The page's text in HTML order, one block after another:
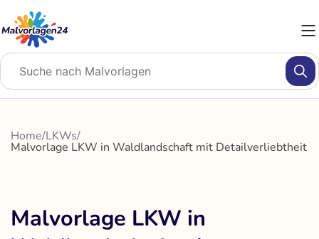
Inhalt
springen
Home/LKWs/
Malvorlage LKW in Waldlandschaft mit Detailverliebtheit
Malvorlage LKW in